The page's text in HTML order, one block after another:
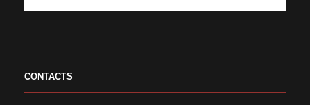
CONTACTS